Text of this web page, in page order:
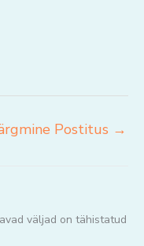
Postitus →
väljad on tähistatud